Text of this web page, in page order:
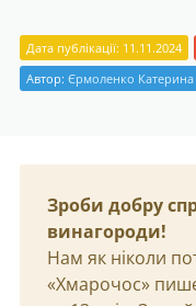
Дата публікації: 11.11.2024
Автор: Єрмоленко Катерина
Зроби добру
винагороди!
Нам як ніколи
«Хмарочос»